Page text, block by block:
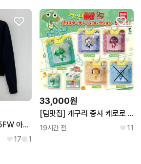
[새상품O/매장O] 25FW 아미 니트 여성 블랙 FKS826
17 1
33,000원
[덤맛집] 개구리 중사 케로로 블리스터 참 컬렉션 키링 세트 가챠 피규어
19시간 전 11